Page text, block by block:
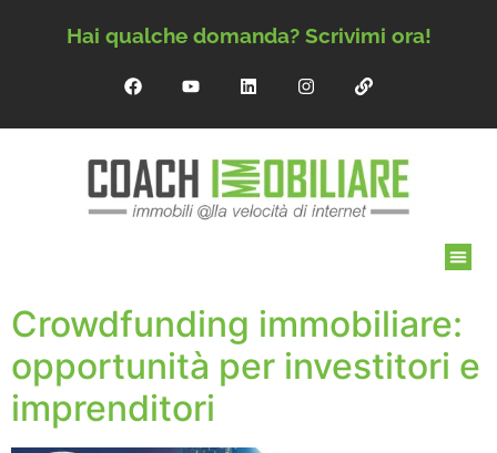
Hai qualche domanda? Scrivimi ora!
Crowdfunding immobiliare:
opportunità per investitori e
imprenditori